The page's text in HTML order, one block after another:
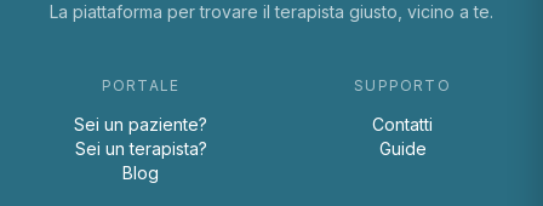
La piattaforma per trovare il terapista giusto, vicino a te.
PORTALE
Sei un paziente?
Sei un terapista?
Blog
SUPPORTO
Contatti
Guide